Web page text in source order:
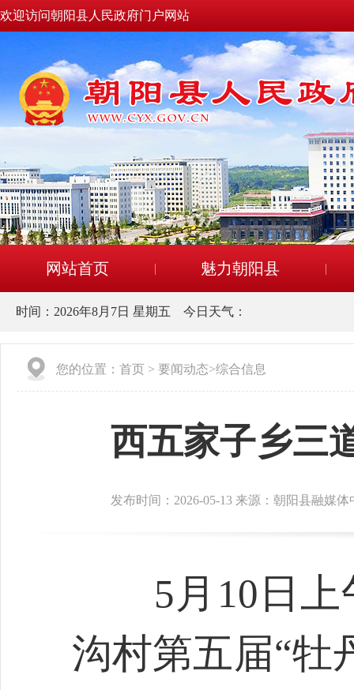
欢迎访问朝阳县人民政府门户网站
网站首页 魅力朝阳县
时间： 2026年8月7日 星期五 今日天气：
您的位置： 首页 > 要闻动态>综合信息
西五家子乡三
发布时间：2026-05-13 来源：朝阳县融媒体
5月10日上
沟村第五届“牡